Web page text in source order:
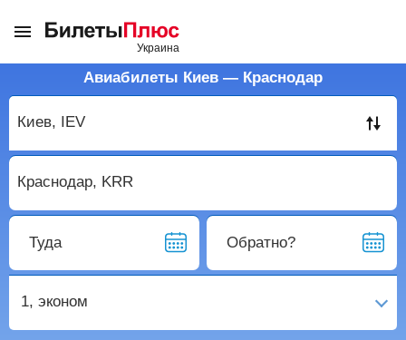
Авиабилеты Киев — Краснодар
Туда Обратно?
1, эконом